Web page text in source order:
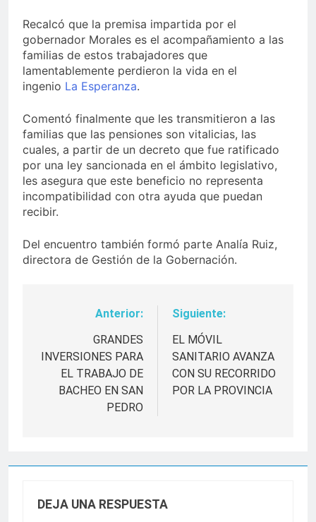
Recalcó que la premisa impartida por el
gobernador Morales es el acompañamiento a las
familias de estos trabajadores que
lamentablemente perdieron la vida en el
ingenio La Esperanza.
Comentó finalmente que les transmitieron a las
familias que las pensiones son vitalicias, las
cuales, a partir de un decreto que fue ratificado
por una ley sancionada en el ámbito legislativo,
les asegura que este beneficio no representa
incompatibilidad con otra ayuda que puedan
recibir.
Del encuentro también formó parte Analía Ruiz,
directora de Gestión de la Gobernación.
Navegación
entradas
Anterior:
GRANDES
INVERSIONES PARA
EL TRABAJO DE
BACHEO EN SAN
PEDRO
Siguiente:
EL MÓVIL
SANITARIO AVANZA
CON SU RECORRIDO
POR LA PROVINCIA
DEJA UNA RESPUESTA